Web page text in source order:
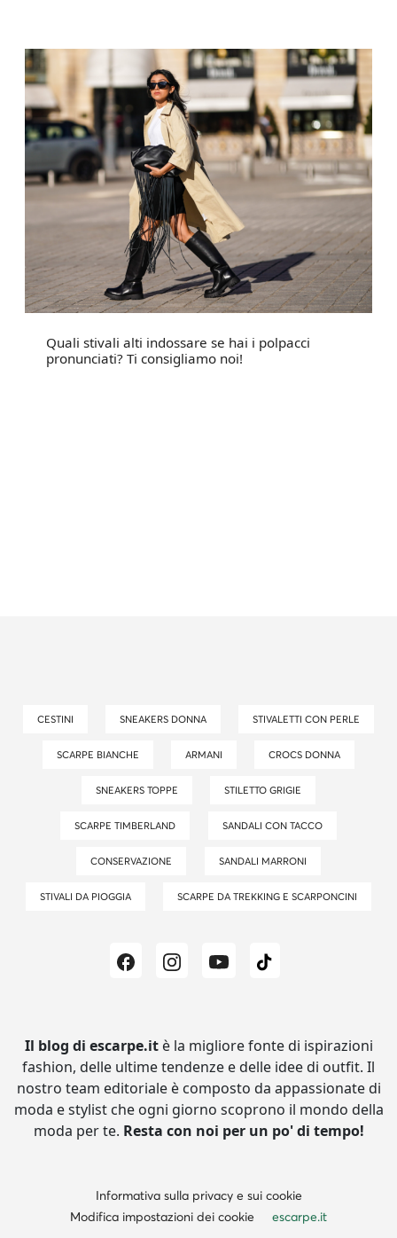
Quali stivali alti indossare se hai i polpacci
pronunciati? Ti consigliamo noi!
CESTINI SNEAKERS DONNA STIVALETTI CON PERLE
SCARPE BIANCHE ARMANI CROCS DONNA
SNEAKERS TOPPE STILETTO GRIGIE
SCARPE TIMBERLAND SANDALI CON TACCO
CONSERVAZIONE SANDALI MARRONI
STIVALI DA PIOGGIA SCARPE DA TREKKING E SCARPONCINI
Il blog di escarpe.it è la migliore fonte di ispirazioni
fashion, delle ultime tendenze e delle idee di outfit. Il
nostro team editoriale è composto da appassionate di
moda e stylist che ogni giorno scoprono il mondo della
moda per te. Resta con noi per un po' di tempo!
Informativa sulla privacy e sui cookie
Modifica impostazioni dei cookie
escarpe.it